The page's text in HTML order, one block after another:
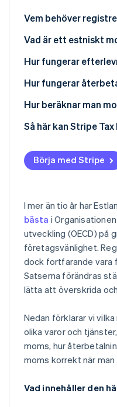
Moms på 13 % för
Moms på 9 %
Nolltaxerat
Momsbefriade varor
Vem behöver
Företag etablerade i
Företag inom EU
Utländska företag
Vad är ett estniskt
Hur fungerar
Hur fungerar
Momsregistrerade
Företag i EU utan
Hur beräknar man
Så här kan Stripe
Börja med Stripe
I mer än tio år har
bästa i
utveckling (OECD) på
företagsvänlighet.
dock fortfarande vara
Satserna förändras
lätta att överskrida
Nedan förklarar vi
olika varor och
moms, hur
moms korrekt när
Vad innehåller den